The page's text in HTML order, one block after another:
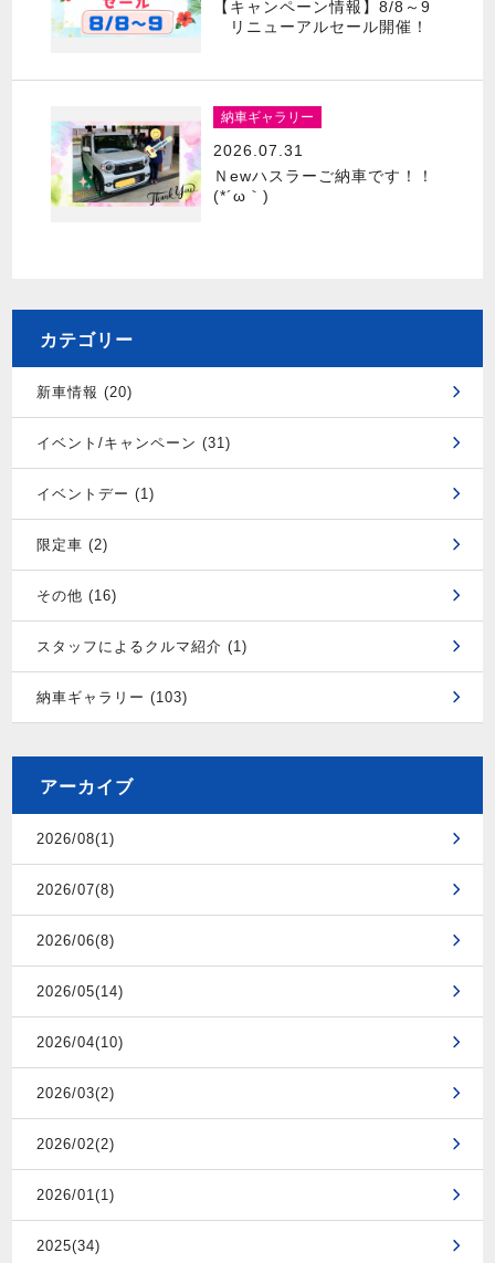
【キャンペーン情報】8/8～9
リニューアルセール開催！
納車ギャラリー
2026.07.31
Ｎewハスラーご納車です！！
(*´ω｀)
カテゴリー
新車情報 (20)
イベント/キャンペーン (31)
イベントデー (1)
限定車 (2)
その他 (16)
スタッフによるクルマ紹介 (1)
納車ギャラリー (103)
アーカイブ
2026/08(1)
2026/07(8)
2026/06(8)
2026/05(14)
2026/04(10)
2026/03(2)
2026/02(2)
2026/01(1)
2025(34)